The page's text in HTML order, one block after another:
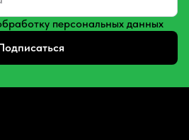
персональных данных